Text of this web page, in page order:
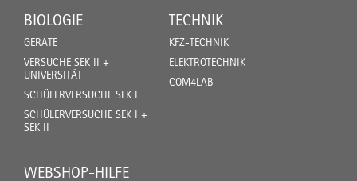
BIOLOGIE
GERÄTE
VERSUCHE SEK II +
UNIVERSITÄT
SCHÜLERVERSUCHE SEK I
SCHÜLERVERSUCHE SEK I +
SEK II
TECHNIK
KFZ-TECHNIK
ELEKTROTECHNIK
COM4LAB
WEBSHOP-HILFE